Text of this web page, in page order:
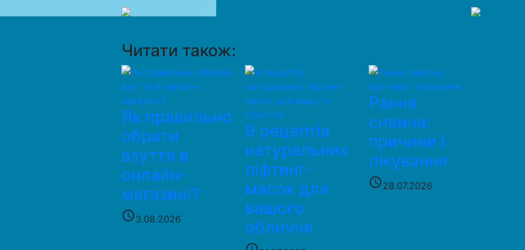
Читати також:
Як правильно
обрати
взуття в
онлайн-
магазині?
access_time3.08.2026
9 рецептів
натуральних
ліфтинг-
масок для
вашого
обличчя
Рання
сивина:
причини і
лікування
access_time28.07.2026